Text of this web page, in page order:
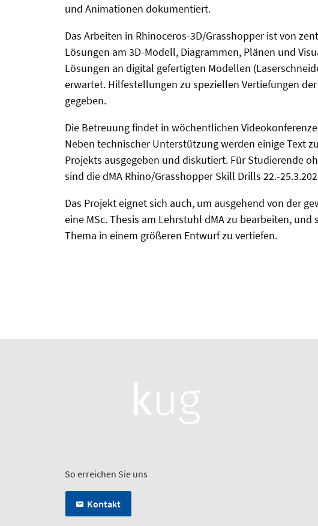
und Animationen dokumentiert.
Das Arbeiten in Rhinoceros-3D/Grasshopper ist von
Lösungen am 3D-Modell, Diagrammen, Plänen und
Lösungen an digital gefertigten Modellen
erwartet. Hilfestellungen zu speziellen Vertiefungen
gegeben.
Die Betreuung findet in wöchentlichen
Neben technischer Unterstützung werden einige Text
Projekts ausgegeben und diskutiert. Für Studierende
sind die dMA Rhino/Grasshopper Skill Drills 22.-
Das Projekt eignet sich auch, um ausgehend von der
eine MSc. Thesis am Lehrstuhl dMA zu bearbeiten, und
Thema in einem größeren Entwurf zu vertiefen.
So erreichen Sie uns
Kontakt